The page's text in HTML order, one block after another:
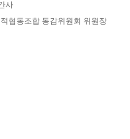
사
협동조합 동감위원회 위원장